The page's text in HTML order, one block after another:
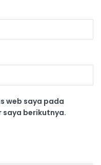
web saya pada
saya berikutnya.